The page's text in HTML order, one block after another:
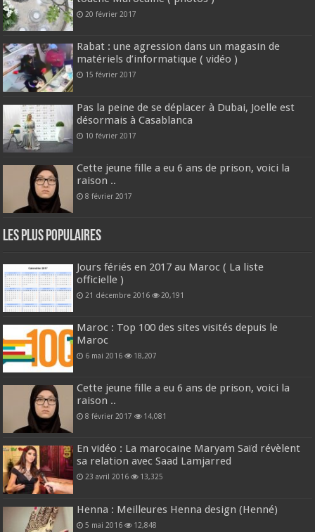
20 février 2017
Rabat : une agression dans un magasin de
matériels d’informatique ( vidéo )
15 février 2017
Pas la peine de se déplacer à Dubai, Joelle est
désormais à Casablanca
10 février 2017
Cette jeune fille a eu 6 ans de prison, voici la
raison ..
8 février 2017
Les plus populaires
Jours fériés en 2017 au Maroc ( La liste
officielle )
21 décembre 2016 20,191
Maroc : Top 100 des sites visités depuis le
Maroc
6 mai 2016 18,207
Cette jeune fille a eu 6 ans de prison, voici la
raison ..
8 février 2017 14,081
En vidéo : La marocaine Maryam Saïd révèlent
sa relation avec Saad Lamjarred
23 avril 2016 13,325
Henna : Meilleures Henna design (Henné)
5 mai 2016 12,848